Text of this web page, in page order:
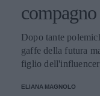
Dopo tante
gaffe della futura
figlio
condiviso sui social
ELIANA MAGNOLO